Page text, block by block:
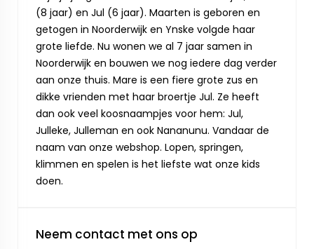
(8 jaar) en Jul (6 jaar). Maarten is geboren en
getogen in Noorderwijk en Ynske volgde haar
grote liefde. Nu wonen we al 7 jaar samen in
Noorderwijk en bouwen we nog iedere dag verder
aan onze thuis. Mare is een fiere grote zus en
dikke vrienden met haar broertje Jul. Ze heeft
dan ook veel koosnaampjes voor hem: Jul,
Julleke, Julleman en ook Nananunu. Vandaar de
naam van onze webshop. Lopen, springen,
klimmen en spelen is het liefste wat onze kids
doen.
Neem contact met ons op